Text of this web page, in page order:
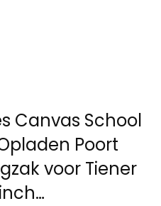
Canvas School
Poort
voor Tiener